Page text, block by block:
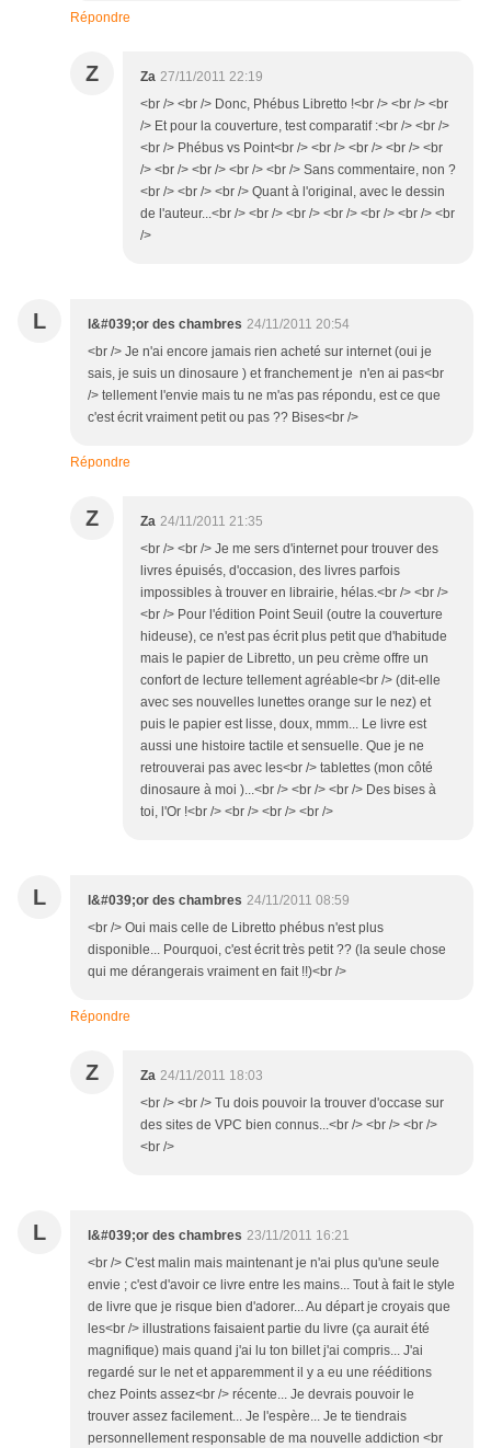
Répondre
Z Za 27/11/2011 22:19
<br /> <br /> Donc, Phébus Libretto !<br /> <br /> <br
/> Et pour la couverture, test comparatif :<br /> <br />
<br /> Phébus vs Point<br /> <br /> <br /> <br /> <br
/> <br /> <br /> <br /> <br /> Sans commentaire, non ?
<br /> <br /> <br /> Quant à l'original, avec le dessin
de l'auteur...<br /> <br /> <br /> <br /> <br /> <br /> <br
/>
L l&#039;or des chambres 24/11/2011 20:54
<br /> Je n'ai encore jamais rien acheté sur internet (oui je
sais, je suis un dinosaure ) et franchement je n'en ai pas<br
/> tellement l'envie mais tu ne m'as pas répondu, est ce que
c'est écrit vraiment petit ou pas ?? Bises<br />
Répondre
Z Za 24/11/2011 21:35
<br /> <br /> Je me sers d'internet pour trouver des
livres épuisés, d'occasion, des livres parfois
impossibles à trouver en librairie, hélas.<br /> <br />
<br /> Pour l'édition Point Seuil (outre la couverture
hideuse), ce n'est pas écrit plus petit que d'habitude
mais le papier de Libretto, un peu crème offre un
confort de lecture tellement agréable<br /> (dit-elle
avec ses nouvelles lunettes orange sur le nez) et
puis le papier est lisse, doux, mmm... Le livre est
aussi une histoire tactile et sensuelle. Que je ne
retrouverai pas avec les<br /> tablettes (mon côté
dinosaure à moi )...<br /> <br /> <br /> Des bises à
toi, l'Or !<br /> <br /> <br /> <br />
L l&#039;or des chambres 24/11/2011 08:59
<br /> Oui mais celle de Libretto phébus n'est plus
disponible... Pourquoi, c'est écrit très petit ?? (la seule chose
qui me dérangerais vraiment en fait !!)<br />
Répondre
Z Za 24/11/2011 18:03
<br /> <br /> Tu dois pouvoir la trouver d'occase sur
des sites de VPC bien connus...<br /> <br /> <br />
<br />
L l&#039;or des chambres 23/11/2011 16:21
<br /> C'est malin mais maintenant je n'ai plus qu'une seule
envie ; c'est d'avoir ce livre entre les mains... Tout à fait le style
de livre que je risque bien d'adorer... Au départ je croyais que
les<br /> illustrations faisaient partie du livre (ça aurait été
magnifique) mais quand j'ai lu ton billet j'ai compris... J'ai
regardé sur le net et apparemment il y a eu une rééditions
chez Points assez<br /> récente... Je devrais pouvoir le
trouver assez facilement... Je l'espère... Je te tiendrais
personnellement responsable de ma nouvelle addiction <br